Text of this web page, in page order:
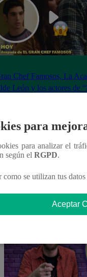
Chef Famosos, La
León y los actores de
para
para analizar el
según el RGPD.
como se utilizan tus
Aceptar